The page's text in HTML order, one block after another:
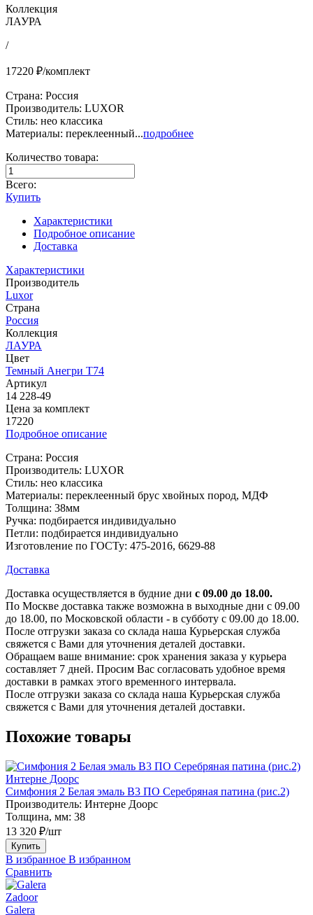
Коллекция
ЛАУРА
/
17220 ₽/комплект
Страна: Россия
Производитель: LUXOR
Стиль: нео классика
Материалы: переклеенный...подробнее
Количество товара:
Всего:
Купить
Характеристики
Подробное описание
Доставка
Характеристики
Производитель
Luxor
Страна
Россия
Коллекция
ЛАУРА
Цвет
Темный Анегри Т74
Артикул
14 228-49
Цена за комплект
17220
Подробное описание
Страна: Россия
Производитель: LUXOR
Стиль: нео классика
Материалы: переклеенный брус хвойных пород, МДФ
Толщина: 38мм
Ручка: подбирается индивидуально
Петли: подбирается индивидуально
Изготовление по ГОСТу: 475-2016, 6629-88
Доставка
Доставка осуществляется в будние дни с 09.00 до 18.00.
По Москве доставка также возможна в выходные дни с 09.00
до 18.00, по Московской области - в субботу с 09.00 до 18.00.
После отгрузки заказа со склада наша Курьерская служба
свяжется с Вами для уточнения деталей доставки.
Обращаем ваше внимание: срок хранения заказа у курьера
составляет 7 дней. Просим Вас согласовать удобное время
доставки в рамках этого временного интервала.
После отгрузки заказа со склада наша Курьерская служба
свяжется с Вами для уточнения деталей доставки.
Похожие товары
Интерне Доорс
Симфония 2 Белая эмаль В3 ПО Серебряная патина (рис.2)
Производитель: Интерне Доорс
Толщина, мм: 38
13 320 ₽/шт
Купить
В избранное В избранном
Сравнить
Zadoor
Galera